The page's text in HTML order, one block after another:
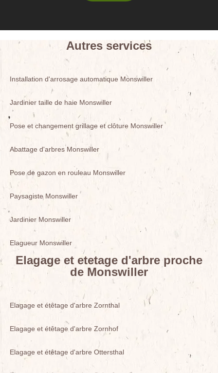
Autres services
Installation d'arrosage automatique Monswiller
Jardinier taille de haie Monswiller
Pose et changement grillage et clôture Monswiller
Abattage d'arbres Monswiller
Pose de gazon en rouleau Monswiller
Paysagiste Monswiller
Jardinier Monswiller
Elagueur Monswiller
Elagage et etetage d'arbre proche
de Monswiller
Elagage et étêtage d'arbre Zornthal
Elagage et étêtage d'arbre Zornhof
Elagage et étêtage d'arbre Ottersthal